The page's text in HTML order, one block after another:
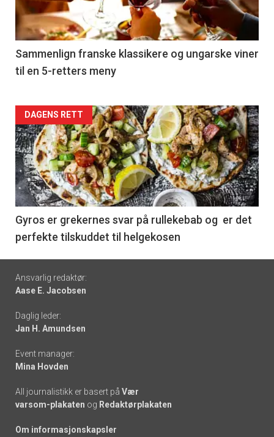
-
5
Sammenlign franske klassikere og ungarske viner
til en 5-retters meny
Forsiden
akkurat
nå
-
6
DAGENS RETT
Gyros er grekernes svar på rullekebab og er det
perfekte tilskuddet til helgekosen
Footer
-
links
Ansvarlig redaktør:
Aase E. Jacobsen
Daglig leder:
Jan H. Amundsen
Event manager:
Mina Hovden
All journalistikk er basert på Vær
varsom-plakaten og Redaktørplakaten
Om informasjonskapsler